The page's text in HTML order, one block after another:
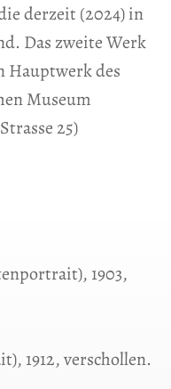
derzeit (2024) in
Das zweite Werk
Hauptwerk des
Museum
25)
1903,
1912, verschollen.